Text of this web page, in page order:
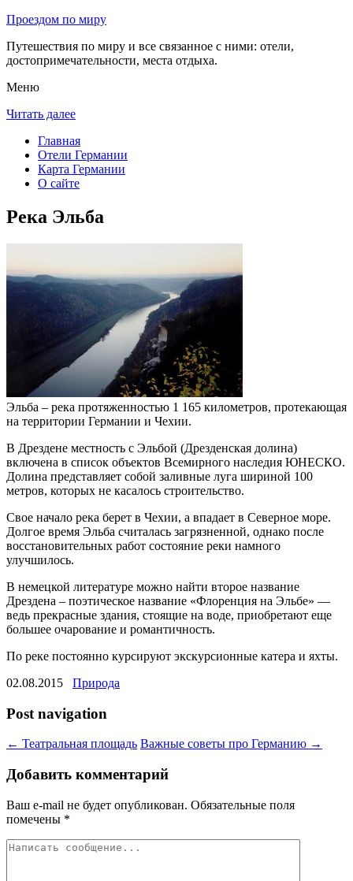
Проездом по миру
Путешествия по миру и все связанное с ними: отели,
достопримечательности, места отдыха.
Меню
Читать далее
Главная
Отели Германии
Карта Германии
О сайте
Река Эльба
Эльба – река протяженностью 1 165 километров, протекающая
на территории Германии и Чехии.
В Дрездене местность с Эльбой (Дрезденская долина)
включена в список объектов Всемирного наследия ЮНЕСКО.
Долина представляет собой заливные луга шириной 100
метров, которых не касалось строительство.
Свое начало река берет в Чехии, а впадает в Северное море.
Долгое время Эльба считалась загрязненной, однако после
восстановительных работ состояние реки намного
улучшилось.
В немецкой литературе можно найти второе название
Дрездена – поэтическое название «Флоренция на Эльбе» —
ведь прекрасные здания, стоящие на воде, приобретают еще
большее очарование и романтичность.
По реке постоянно курсируют экскурсионные катера и яхты.
02.08.2015 Природа
Post navigation
← Театральная площадь Важные советы про Германию →
Добавить комментарий
Ваш e-mail не будет опубликован. Обязательные поля
помечены *